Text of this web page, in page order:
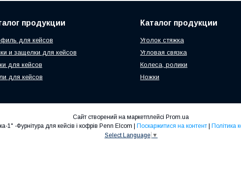
продукции
для кейсов
и защелки для кейсов
для кейсов
для кейсов
Каталог продукции
Уголок стяжка
Угловая связка
Колеса, ролики
Ножки
Сайт створений на маркетплейсі Prom.ua
ТОВ "Умка-1" -Фурнітура для кейсів і кофрів Penn Elcom | Поскаржитися на контент | Політика
Select Language ▼